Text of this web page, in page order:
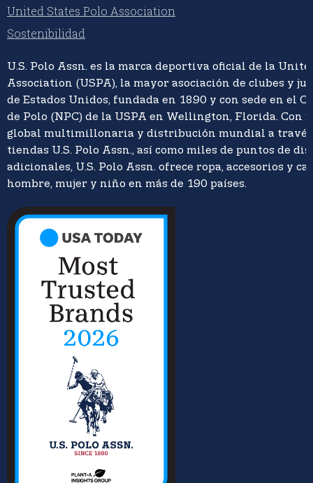
United States Polo Association
Sostenibilidad
U.S. Polo Assn. es la marca deportiva oficial de la
Association (USPA), la mayor asociación de clubes y
de Estados Unidos, fundada en 1890 y con sede en el
de Polo (NPC) de la USPA en Wellington, Florida. Con
global multimillonaria y distribución mundial a través
tiendas U.S. Polo Assn., así como miles de puntos de
adicionales, U.S. Polo Assn. ofrece ropa, accesorios y
hombre, mujer y niño en más de 190 países.